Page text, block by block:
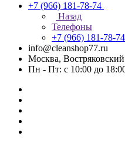
+7 (966) 181-78-74
Назад
Телефоны
+7 (966) 181-78-74
info@cleanshop77.ru
Москва, Востряковский
Пн - Пт: с 10:00 до